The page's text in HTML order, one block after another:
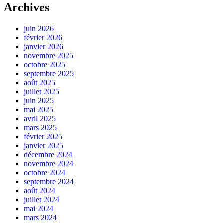
Archives
juin 2026
février 2026
janvier 2026
novembre 2025
octobre 2025
septembre 2025
août 2025
juillet 2025
juin 2025
mai 2025
avril 2025
mars 2025
février 2025
janvier 2025
décembre 2024
novembre 2024
octobre 2024
septembre 2024
août 2024
juillet 2024
mai 2024
mars 2024